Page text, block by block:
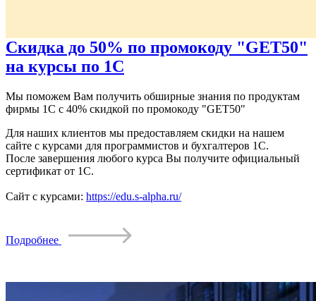
Скидка до 50% по промокоду "GET50"
на курсы по 1С
Мы поможем Вам получить обширные знания по продуктам
фирмы 1С с 40% скидкой по промокоду "GET50"
Для наших клиентов мы предоставляем скидки на нашем
сайте с курсами для программистов и бухгалтеров 1С.
После завершения любого курса Вы получите официальный
сертификат от 1С.
Сайт с курсами: https://edu.s-alpha.ru/
Подробнее